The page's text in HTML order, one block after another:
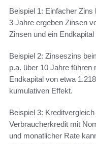
Beispiel 1: Einfacher
3 Jahre ergeben Zinsen
Zinsen und ein Endkapital
Beispiel 2: Zinseszins
p.a. über 10 Jahre
Endkapital von etwa
kumulativen Effekt.
Beispiel 3:
Verbraucherkredit mit
und monatlicher Rate